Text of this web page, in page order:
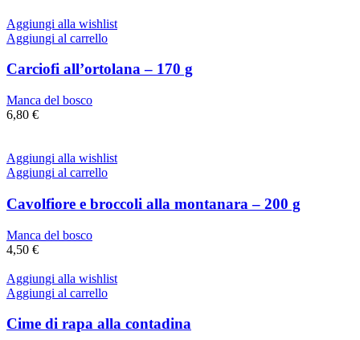
Aggiungi alla wishlist
Aggiungi al carrello
Carciofi all’ortolana – 170 g
Manca del bosco
6,80 €
Aggiungi alla wishlist
Aggiungi al carrello
Cavolfiore e broccoli alla montanara – 200 g
Manca del bosco
4,50 €
Aggiungi alla wishlist
Aggiungi al carrello
Cime di rapa alla contadina